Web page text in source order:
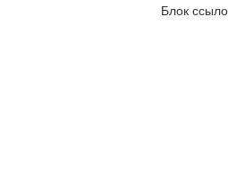
Блок